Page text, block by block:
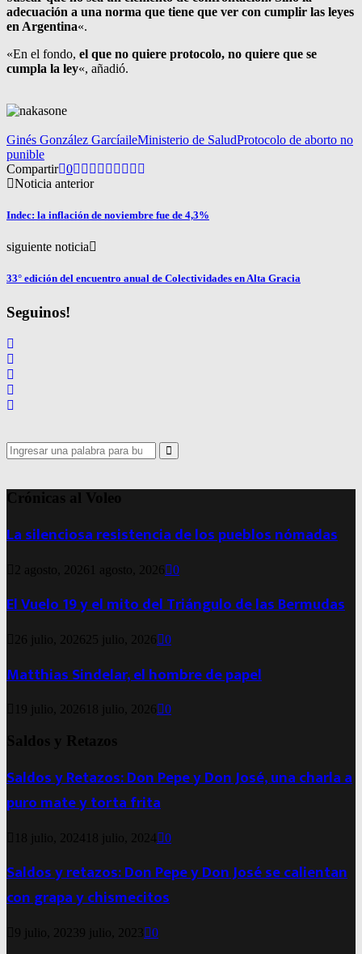
adecuación a una norma que tiene que ver con cumplir las leyes
en Argentina«.
«En el fondo, el que no quiere protocolo, no quiere que se
cumpla la ley«, añadió.
Ginés González GarcíaileMinisterio de SaludProtocolo de aborto no
punible
Compartir 0
Noticia anterior
Indec: la inflación de noviembre fue de 4,3%
siguiente noticia
33° edición del encuentro anual de Colectividades en Alta Gracia
Seguinos!
Search
for:
Search
Crónicas al Voleo
La silenciosa resistencia de los pueblos nómadas
2 agosto, 2026 1 agosto, 2026 0
El Vuelo 19 y el mito del Triángulo de las Bermudas
26 julio, 2026 25 julio, 2026 0
Matthias Sindelar, el hombre de papel
19 julio, 2026 18 julio, 2026 0
Saldos y Retazos
Saldos y Retazos: Don Pepe y Don José, una charla a
puro mate y torta frita
18 julio, 2024 18 julio, 2024 0
Saldos y retazos: Don Pepe y Don José se calientan
con grapa y chismecitos
9 julio, 20239 julio, 2023 0